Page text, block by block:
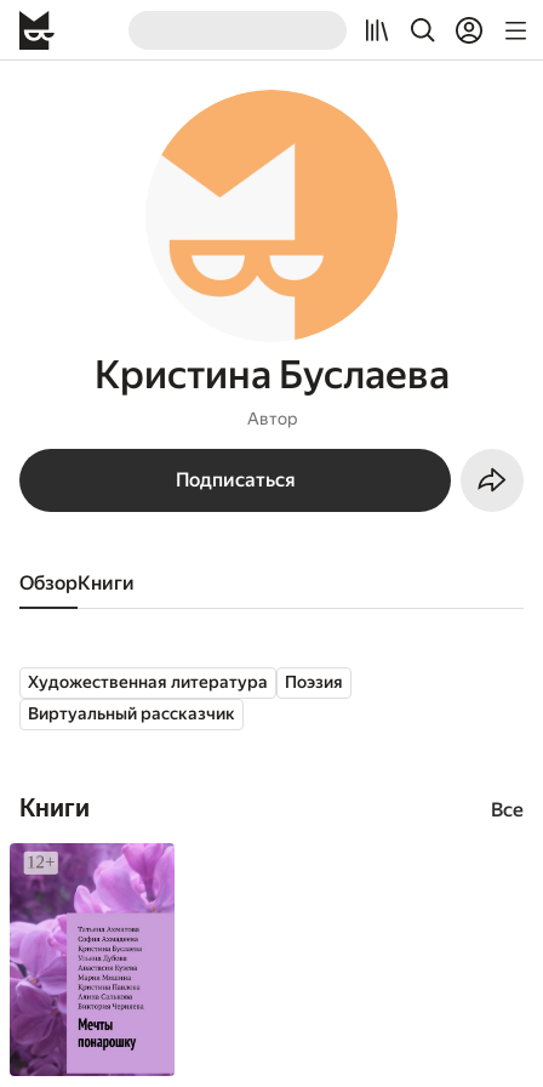
Кристина Буслаева
Автор
Подписаться
Обзор книги
Художественная литература
Поэзия
Виртуальный рассказчик
Книги Все